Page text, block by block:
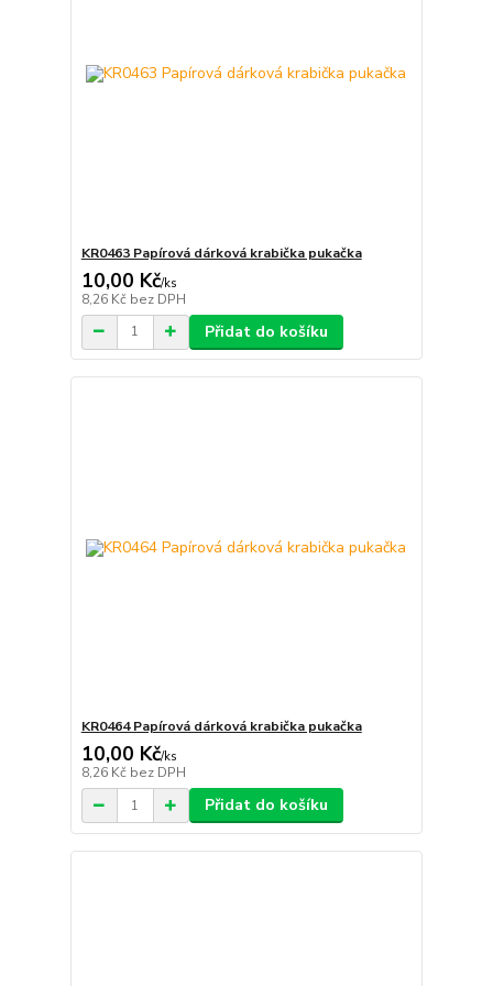
KR0463 Papírová dárková krabička pukačka
10,00 Kč/ks
8,26 Kč bez DPH
Přidat do košíku
KR0464 Papírová dárková krabička pukačka
10,00 Kč/ks
8,26 Kč bez DPH
Přidat do košíku